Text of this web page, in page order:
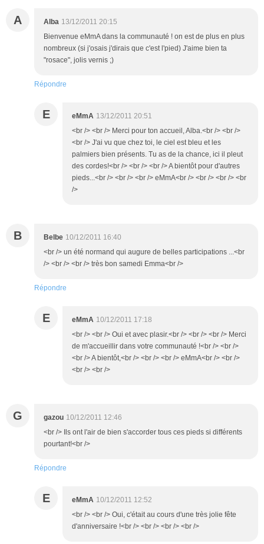
A Alba 13/12/2011 20:15
Bienvenue eMmA dans la communauté ! on est de plus en plus
nombreux (si j'osais j'dirais que c'est l'pied) J'aime bien ta
"rosace", jolis vernis ;)
Répondre
E eMmA 13/12/2011 20:51
<br /> <br /> Merci pour ton accueil, Alba.<br /> <br />
<br /> J'ai vu que chez toi, le ciel est bleu et les
palmiers bien présents. Tu as de la chance, ici il pleut
des cordes!<br /> <br /> <br /> A bientôt pour d'autres
pieds...<br /> <br /> <br /> eMmA<br /> <br /> <br /> <br
/>
B Belbe 10/12/2011 16:40
<br /> un été normand qui augure de belles participations ...<br
/> <br /> <br /> très bon samedi Emma<br />
Répondre
E eMmA 10/12/2011 17:18
<br /> <br /> Oui et avec plasir.<br /> <br /> <br /> Merci
de m'accueillir dans votre communauté !<br /> <br />
<br /> A bientôt,<br /> <br /> <br /> eMmA<br /> <br />
<br /> <br />
G gazou 10/12/2011 12:46
<br /> Ils ont l'air de bien s'accorder tous ces pieds si différents
pourtant!<br />
Répondre
E eMmA 10/12/2011 12:52
<br /> <br /> Oui, c'était au cours d'une très jolie fête
d'anniversaire !<br /> <br /> <br /> <br />